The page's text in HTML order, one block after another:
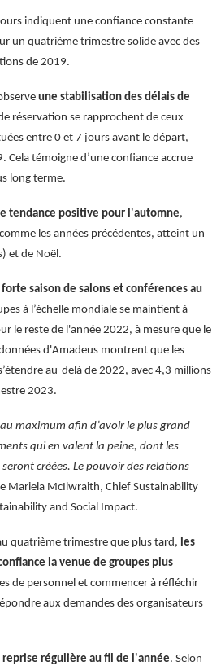
indiquent une confiance constante
un quatrième trimestre solide avec des
de 2019.
une stabilisation des délais de
réservation se rapprochent de ceux
entre 0 et 7 jours avant le départ,
témoigne d’une confiance accrue
long terme.
tendance positive pour l'automne,
les années précédentes, atteint un
et de Noël.
saison de salons et conférences au
à l’échelle mondiale se maintient à
le reste de l'année 2022, à mesure que le
d'Amadeus montrent que les
au-delà de 2022, avec 4,3 millions
2023.
maximum afin d’avoir le plus grand
qui en valent la peine, dont les
créées. Le pouvoir des relations
Mariela McIlwraith, Chief Sustainability
and Social Impact.
quatrième trimestre que plus tard, les
la venue de groupes plus
de personnel et commencer à réfléchir
aux demandes des organisateurs
reprise régulière au fil de l'année. Selon